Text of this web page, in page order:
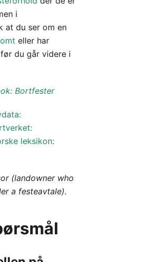
i
at du ser om en
eller har
du går videre i
Bortfester
leksikon:
(landowner who
a festeavtale).